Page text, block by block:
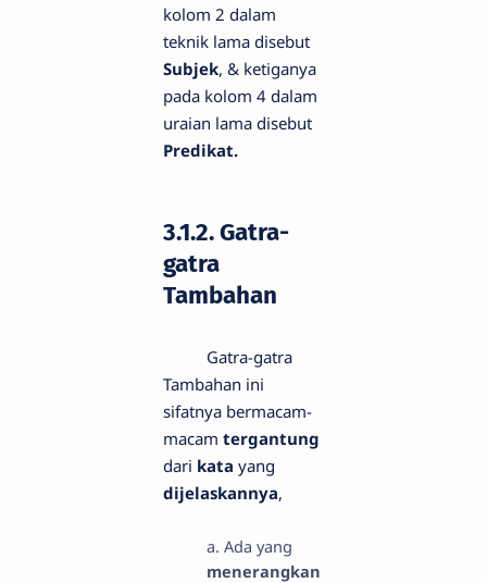
kolom 2 dalam
teknik lama disebut
Subjek, & ketiganya
pada kolom 4 dalam
uraian lama disebut
Predikat.
3.1.2. Gatra-
gatra
Tambahan
Gatra-gatra
Tambahan ini
sifatnya bermacam-
macam tergantung
dari kata yang
dijelaskannya,
a. Ada yang
menerangkan